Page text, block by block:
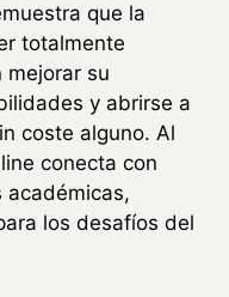
que la
totalmente
mejorar su
y abrirse a
coste alguno. Al
conecta con
académicas,
los desafíos del